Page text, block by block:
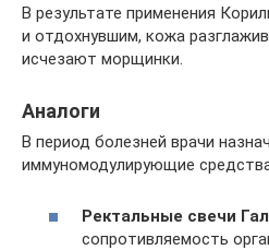
В результате применения
и отдохнувшим, кожа
исчезают морщинки.
Аналоги
В период болезней врачи
иммуномодулирующие
Ректальные свечи
сопротивляемость